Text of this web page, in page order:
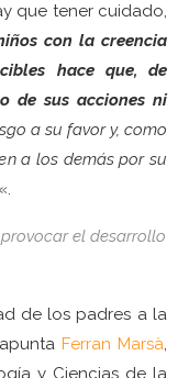
que tener cuidado,
con la creencia
hace que, de
de sus acciones ni
a su favor y, como
a los demás por su
«.
el desarrollo
de los padres a la
Ferran Marsà,
y Ciencias de la